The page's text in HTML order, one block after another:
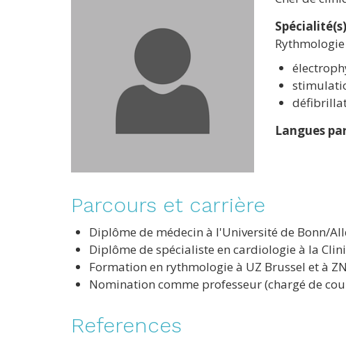
Rythmologie
Langues
Parcours et carrière
Diplôme de médecin à l'Université de Bonn/
Diplôme de spécialiste en cardiologie à la
Formation en rythmologie à UZ Brussel et à
Nomination comme professeur (chargé de
References